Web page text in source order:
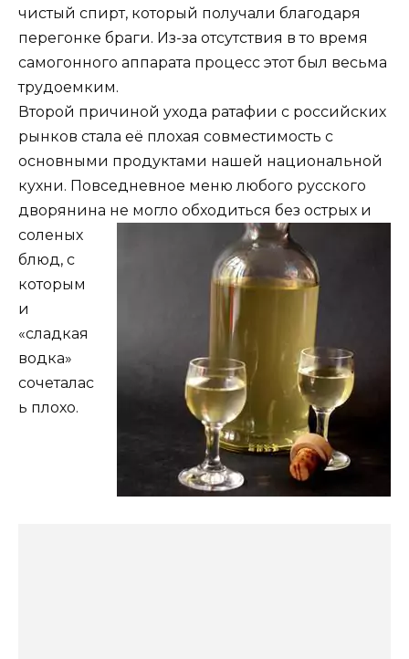
чистый спирт, который получали благодаря
перегонке браги. Из-за отсутствия в то время
самогонного аппарата процесс этот был весьма
трудоемким.
Второй причиной ухода ратафии с российских
рынков стала её плохая совместимость с
основными продуктами нашей национальной
кухни. Повседневное меню любого русского
дворянина не могло обходиться без острых и
соленых
блюд, с
которым
и
«сладкая
водка»
сочеталас
ь плохо.